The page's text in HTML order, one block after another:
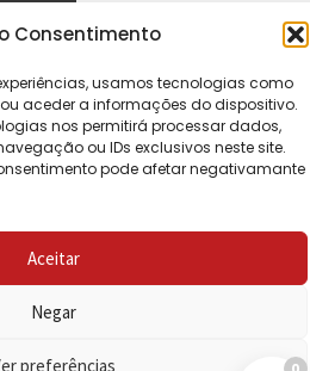
Consentimento
usamos tecnologias como
aceder a informações do dispositivo.
nos permitirá processar dados,
ou IDs exclusivos neste site.
pode afetar negativamante
Aceitar
Negar
preferências